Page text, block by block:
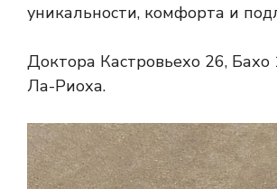
уникальности, комфорта и
Доктора Кастровьехо 26, Бахо
Ла-Риоха.